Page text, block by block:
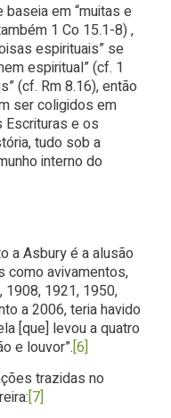
em “muitas e
1 Co 15.1-8) ,
espirituais” se
espiritual” (cf. 1
(cf. Rm 8.16), então
ser coligidos em
Escrituras e os
tudo sob a
interno do
a Asbury é a alusão
como avivamentos,
1921, 1950,
a 2006, teria havido
[que] levou a quatro
e louvor”.[6]
trazidas no
[7]